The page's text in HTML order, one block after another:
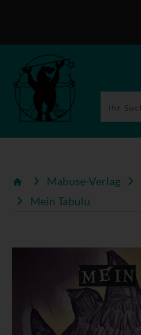
Mabuse-Verlag
Mein Tabulu